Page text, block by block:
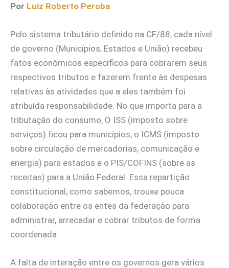
Por Luiz Roberto Peroba
Pelo sistema tributário definido na CF/88, cada nível
de governo (Municípios, Estados e União) recebeu
fatos econômicos específicos para cobrarem seus
respectivos tributos e fazerem frente às despesas
relativas às atividades que a eles também foi
atribuída responsabilidade. No que importa para a
tributação do consumo, O ISS (imposto sobre
serviços) ficou para municípios, o ICMS (imposto
sobre circulação de mercadorias, comunicação e
energia) para estados e o PIS/COFINS (sobre as
receitas) para a União Federal. Essa repartição
constitucional, como sabemos, trouxe pouca
colaboração entre os entes da federação para
administrar, arrecadar e cobrar tributos de forma
coordenada.
A falta de interação entre os governos gera vários